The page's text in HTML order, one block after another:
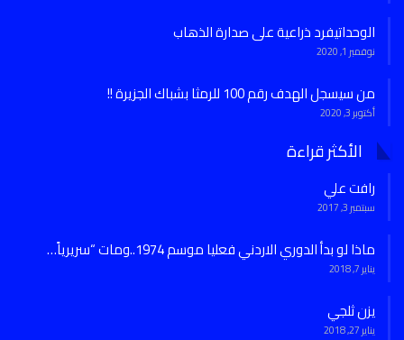
الوحداتيفرد ذراعية على صدارة الذهاب
نوفمبر 1, 2020
من سيسجل الهدف رقم 100 للرمثا بشباك الجزيرة !!
أكتوبر 3, 2020
الأكثر قراءة
رافت علي
سبتمبر 3, 2017
ماذا لو بدأ الدوري الاردني فعليا موسم 1974..ومات “سريرياً…
يناير 7, 2018
يزن ثلجي
يناير 27, 2018